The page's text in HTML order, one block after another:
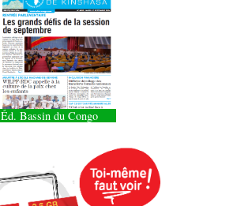
Éd. Bassin du Congo